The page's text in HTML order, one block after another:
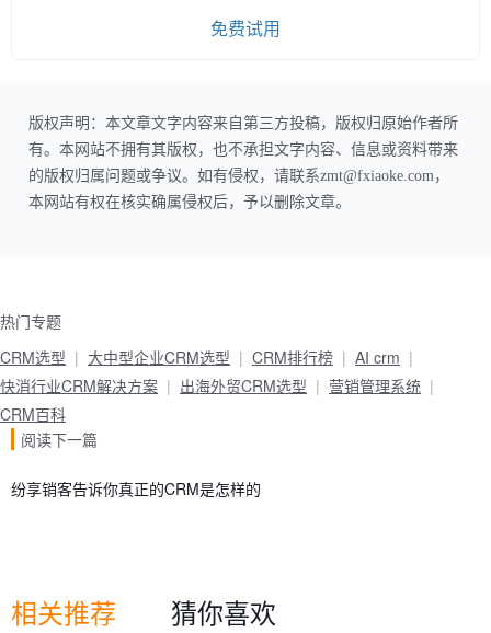
免费试用
版权声明：本文章文字内容来自第三方投稿，版权归原始作者所
有。本网站不拥有其版权，也不承担文字内容、信息或资料带来
的版权归属问题或争议。如有侵权，请联系zmt@fxiaoke.com，
本网站有权在核实确属侵权后，予以删除文章。
热门专题
CRM选型
大中型企业CRM选型 CRM排行榜
AI crm
快消行业CRM解决方案
出海外贸CRM选型
营销管理系统
CRM百科
阅读下一篇
纷享销客告诉你真正的CRM是怎样的
相关推荐 猜你喜欢